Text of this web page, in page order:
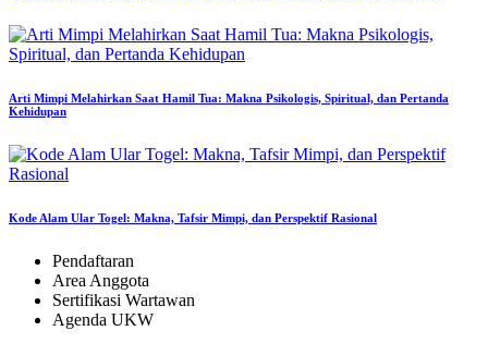
Arti Mimpi Melahirkan Saat Hamil Tua: Makna Psikologis, Spiritual, dan Pertanda
Kehidupan
Kode Alam Ular Togel: Makna, Tafsir Mimpi, dan Perspektif Rasional
Pendaftaran
Area Anggota
Sertifikasi Wartawan
Agenda UKW